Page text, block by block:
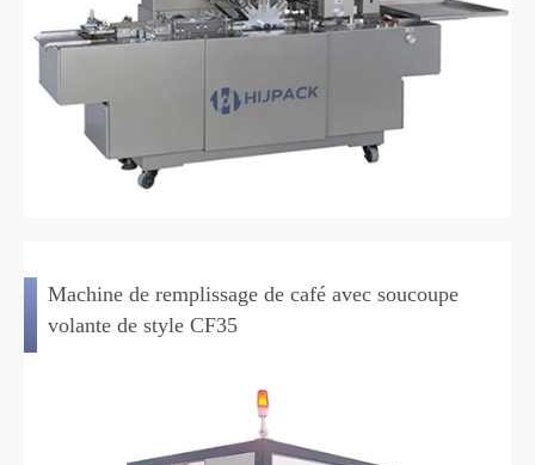
Machine de remplissage de café avec soucoupe
volante de style CF35